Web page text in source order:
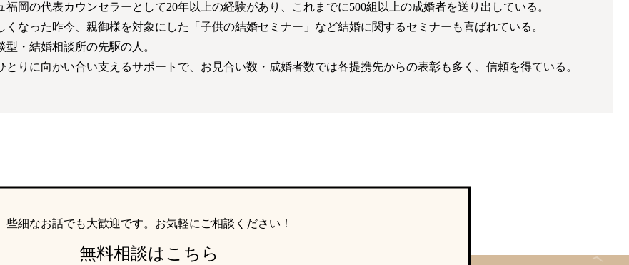
福岡の代表カウンセラーとして20年以上の経験があり、これまでに500組以上の成婚者を送り出している。
くなった昨今、親御様を対象にした「子供の結婚セミナー」など結婚に関するセミナーも喜ばれている。
型・結婚相談所の先駆の人。
とりに向かい合い支えるサポートで、お見合い数・成婚者数では各提携先からの表彰も多く、信頼を得ている。
些細なお話でも大歓迎です。 お気軽にご相談ください！
無料相談はこちら